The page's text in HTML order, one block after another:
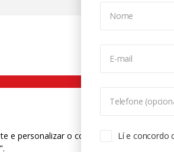
Nome
E-mail
Telefone
Lí e concordo
e personalizar o conteúdo. Para saber